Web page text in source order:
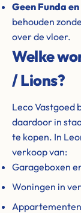
Geen Funda
behouden
over de vloer.
Welke
/ Lions?
Leco Vastgoed
daardoor in
te kopen. In
verkoop van:
Garageboxen
Woningen in
Appartementen